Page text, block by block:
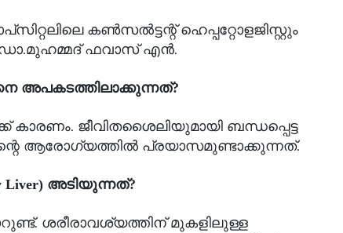
കണ്‍സല്‍ട്ടന്റ് ഹെപ്പറ്റോളജിസ്റ്റും
ഡോ.മുഹമ്മദ് ഫവാസ് എന്‍.
അപകടത്തിലാക്കുന്നത്?
ജീവിതശൈലിയുമായി ബന്ധപ്പെട്ട
ആരോഗ്യത്തിൽ പ്രയാസമുണ്ടാക്കുന്നത്.
അടിയുന്നത്?
ശരീരാവശ്യത്തിന് മുകളിലുള്ള